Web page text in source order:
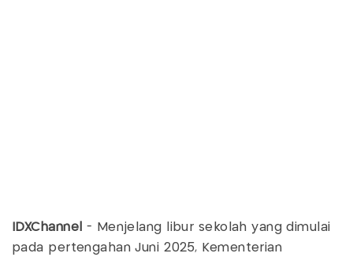
IDXChannel - Menjelang libur sekolah yang dimulai
pada pertengahan Juni 2025, Kementerian